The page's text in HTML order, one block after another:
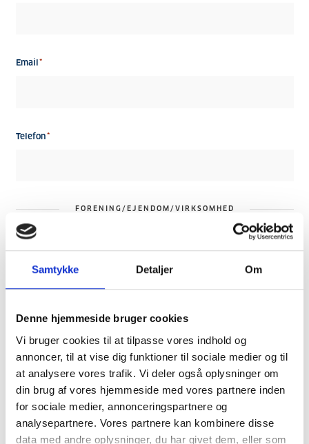
Samtykke Detaljer Om
Denne hjemmeside bruger cookies
Vi bruger cookies til at tilpasse vores indhold og
annoncer, til at vise dig funktioner til sociale medier og til
at analysere vores trafik. Vi deler også oplysninger om
din brug af vores hjemmeside med vores partnere inden
for sociale medier, annonceringspartnere og
analysepartnere. Vores partnere kan kombinere disse
data med andre oplysninger, du har givet dem, eller som
Email
Telefon
FORENING/EJENDOM/VIRKSOMHED
Adressen på jeres forening/ejendom
Navn (virksomhed) på jeres boligadministrator (medmindre I er
selvadministrerede)